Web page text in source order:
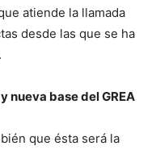
atiende la llamada
desde las que se ha
nueva base del GREA
que ésta será la